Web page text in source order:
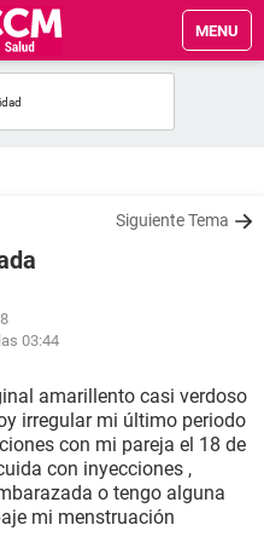
MENU
Siguiente Tema
03:44
amarillento casi verdoso
irregular mi último periodo
con mi pareja el 18 de
con inyecciones ,
o tengo alguna
mi menstruación